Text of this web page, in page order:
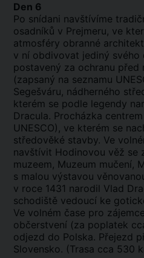
Den 6
Po snídani navštívíme
osadníků v Prejmeru, ve
atmosféry obranné
v ní obdivovat jediný svého
postavený za ochranu před
(zapsaný na seznamu
Segešváru, nádherného
kterém se podle legendy
Dracula. Procházka
UNESCO), ve kterém se
středověké stavby. Ve
navštívit Hodinovou věž se
muzeem, Muzeum mučení,
s malou výstavou
v roce 1431 narodil Vlad
schodiště vedoucí ke
Ve volném čase pro
občerstvení (za poplatek
odjezd do Polska. Přejezd
Slovensko. (Trasa cca 530